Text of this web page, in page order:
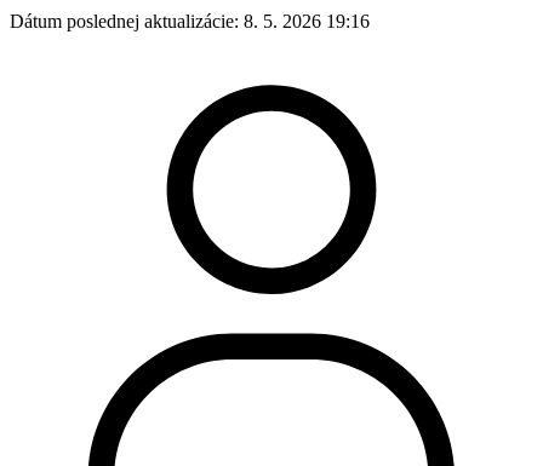
Dátum poslednej aktualizácie: 8. 5. 2026 19:16